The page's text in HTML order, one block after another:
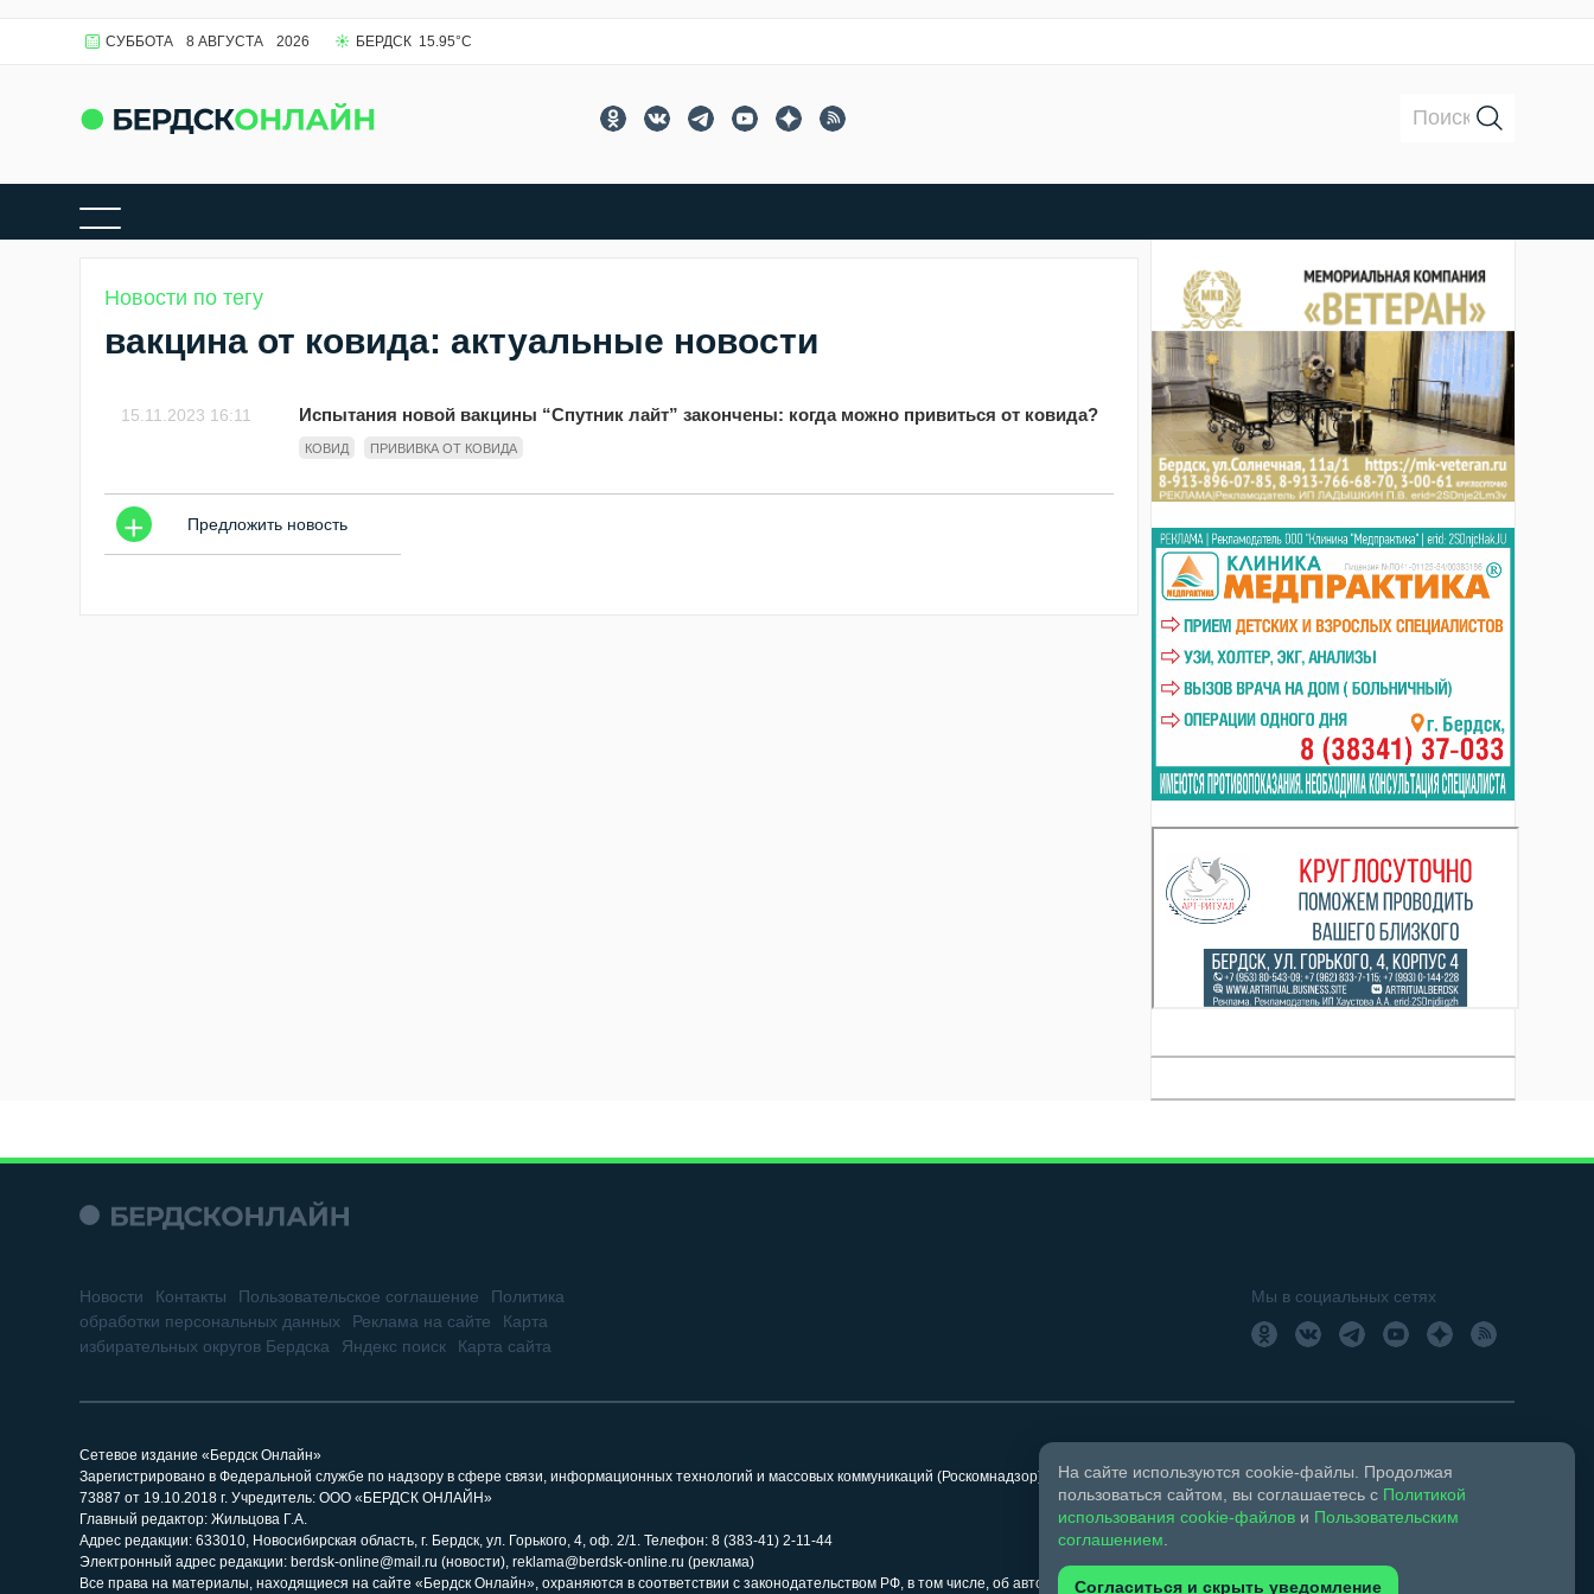
СУББОТА 8 АВГУСТА 2026 БЕРДСК 15.95°C
Новости по тегу
вакцина от ковида: актуальные новости
15.11.2023 16:11 Испытания новой вакцины “Спутник лайт” закончены: когда можно привиться от ковида?
КОВИД ПРИВИВКА ОТ КОВИДА
+ Предложить новость
Новости Контакты Пользовательское соглашение
Политика
обработки персональных данных
Реклама на сайте
Карта
избирательных округов Бердска
Яндекс поиск Карта сайта
Мы в социальных сетях
Сетевое издание «Бердск Онлайн»
Зарегистрировано в Федеральной службе по надзору в сфере связи, информационных технологий и массовых коммуникаций (Роскомнадзор). Свидетельство о регистрации СМИ ЭЛ № ФС 77 –
73887 от 19.10.2018 г. Учредитель: ООО «БЕРДСК ОНЛАЙН»
Главный редактор: Жильцова Г.А.
Адрес редакции: 633010, Новосибирская область, г. Бердск, ул. Горького, 4, оф. 2/1. Телефон: 8 (383-41) 2-11-44
Электронный адрес редакции: berdsk-online@mail.ru (новости), reklama@berdsk-online.ru (реклама)
Все права на материалы, находящиеся на сайте «Бердск Онлайн», охраняются в соответствии с законодательством РФ, в том числе, об авторском праве и смежных правах.
18+
На сайте используются cookie-файлы. Продолжая
пользоваться сайтом, вы соглашаетесь с Политикой
использования cookie-файлов и Пользовательским
соглашением
Согласиться и скрыть уведомление